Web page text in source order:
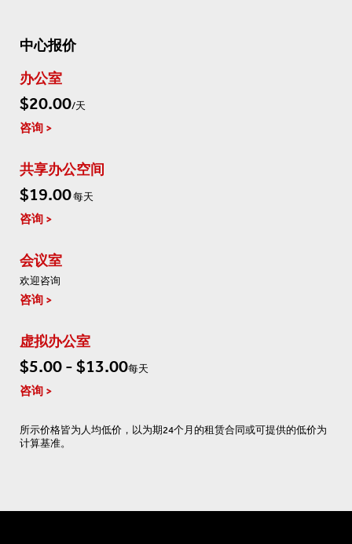
中心报价
办公室
$20.00/天
咨询
共享办公空间
$19.00每天
咨询
会议室
欢迎咨询
咨询
虚拟办公室
$5.00 - $13.00每天
咨询
所示价格皆为人均低价，以为期24个月的租赁合同或可提供的低价为
计算基准。